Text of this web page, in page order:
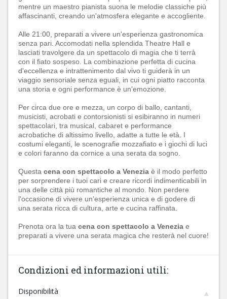
mentre un maestro pianista suona le melodie classiche più
affascinanti, creando un'atmosfera elegante e accogliente.
Alle 21:00, preparati a vivere un'esperienza gastronomica
senza pari. Accomodati nella splendida Theatre Hall e
lasciati travolgere da un spettacolo di magia che ti terrà
con il fiato sospeso. La combinazione perfetta di cucina
d'eccellenza e intrattenimento dal vivo ti guiderà in un
viaggio sensoriale senza eguali, in cui ogni piatto racconta
una storia e ogni performance è un'emozione.
Per circa due ore e mezza, un corpo di ballo, cantanti,
musicisti, acrobati e contorsionisti si esibiranno in numeri
spettacolari, tra musical, cabaret e performance
acrobatiche di altissimo livello, adatte a tutte le età. I
costumi eleganti, le scenografie mozzafiato e i giochi di luci
e colori faranno da cornice a una serata da sogno.
Questa cena con spettacolo a Venezia è il modo perfetto
per sorprendere i tuoi cari e creare ricordi indimenticabili in
una delle città più romantiche al mondo. Non perdere
l'occasione di vivere un'esperienza unica e di godere di
una serata ricca di cultura, arte e cucina raffinata.
Prenota ora la tua cena con spettacolo a Venezia e
preparati a vivere una serata magica che resterà nel cuore!
Condizioni ed informazioni utili:
Disponibilità